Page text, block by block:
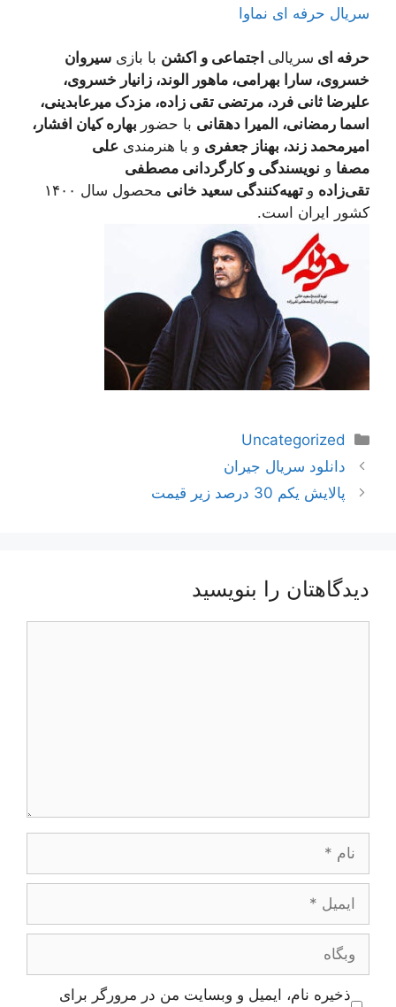
سریال حرفه ای نماوا
حرفه ای سریالی اجتماعی و اکشن با بازی سیروان
خسروی، سارا بهرامی، ماهور الوند، زانیار خسروی،
علیرضا ثانی فرد، مرتضی تقی زاده، مزدک میرعابدینی،
اسما رمضانی، المیرا دهقانی با حضور بهاره کیان افشار،
امیرمحمد زند، بهناز جعفری و با هنرمندی علی
مصفا و نویسندگی و کارگردانی مصطفی
تقی‌زاده و تهیه‌کنندگی سعید خانی
محصول سال ۱۴۰۰
کشور ایران است.
دسته‌ها
Uncategorized
ناوبری
نوشته‌ها
دانلود سریال جیران
پالایش یکم 30 درصد زیر قیمت
دیدگاهتان را بنویسید
ایمیل
وبگاه
ذخیره نام، ایمیل و وبسایت من در مرورگر برای